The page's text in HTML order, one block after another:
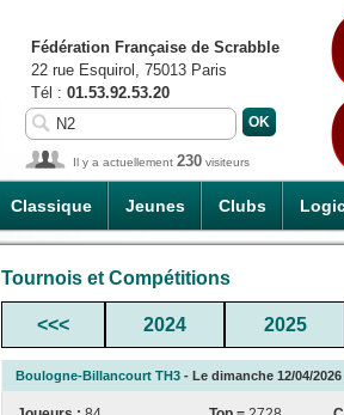
Classique Jeunes Clubs
Fédération Française de Scrabble
22 rue Esquirol, 75013 Paris
Tél : 01.53.92.53.20
Il y a actuellement 230 visiteurs
Tournois et Compétitions
<<< 2024 2025
Boulogne-Billancourt TH3 - Le dimanche 12/04/